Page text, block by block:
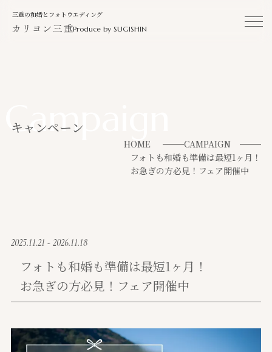
三重の和婚とフォトウエディング
Produce by SUGISHIN
Campaign
キャンペーン
HOME
CAMPAIGN
フォトも和婚も準備は最短1ヶ月！
お急ぎの方必見！フェア開催中
2025.11.21 - 2026.11.18
フォトも和婚も準備は最短1ヶ月！
お急ぎの方必見！フェア開催中